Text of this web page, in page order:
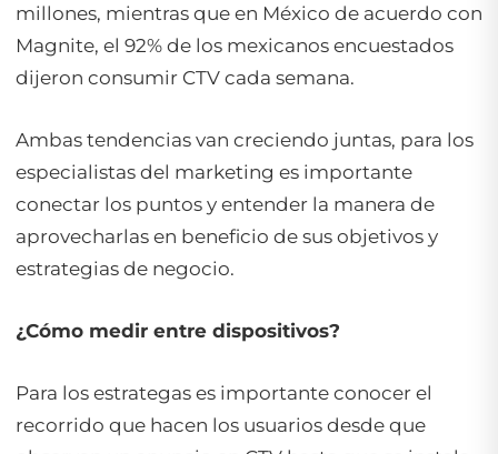
millones, mientras que en México de acuerdo con
Magnite, el 92% de los mexicanos encuestados
dijeron consumir CTV cada semana.
Ambas tendencias van creciendo juntas, para los
especialistas del marketing es importante
conectar los puntos y entender la manera de
aprovecharlas en beneficio de sus objetivos y
estrategias de negocio.
¿Cómo medir entre dispositivos?
Para los estrategas es importante conocer el
recorrido que hacen los usuarios desde que